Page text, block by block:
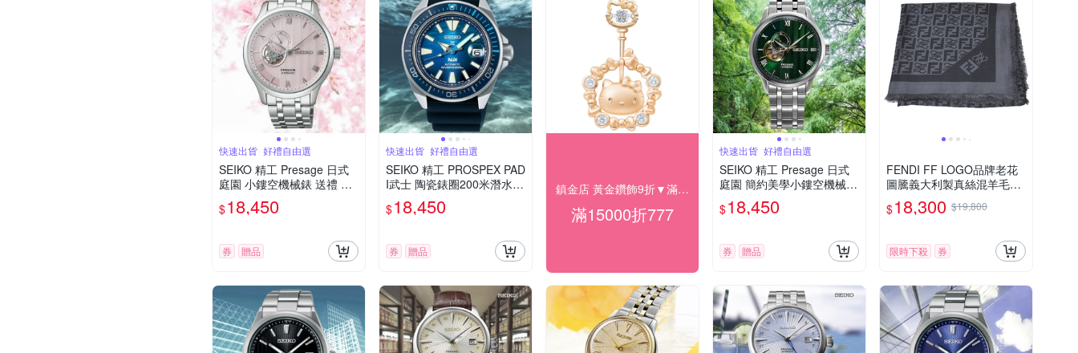
快速出貨_好禮自由選
SEIKO 精工 Presage 日式
庭園 小鏤空機械錶 送禮 禮
物推薦_SK028 SSA465J1/4
R39-00W0F
$18,450
券 贈品
快速出貨_好禮自由選
SEIKO 精工 PROSPEX PAD
I武士 陶瓷錶圈200米潛水機
械錶 送禮 禮物推薦 SRPJ93
K1/4R35-03W0F_SK028
$18,450
券 贈品
鎮金店 黃金鑽飾9折▼滿15000折777
滿15000折777
快速出貨_好禮自由選
SEIKO 精工 Presage 日式
庭園 簡約美學小鏤空機械
錶-綠 送禮 禮物推薦_SK02
8 SSA463J1/4R39-00W0G
$18,450
券 贈品
FENDI FF LOGO品牌老花
圖騰義大利製真絲混羊毛大
正方圍巾/披肩(黑灰色/120C
M)
$18,300 $19,800
限時下殺 券